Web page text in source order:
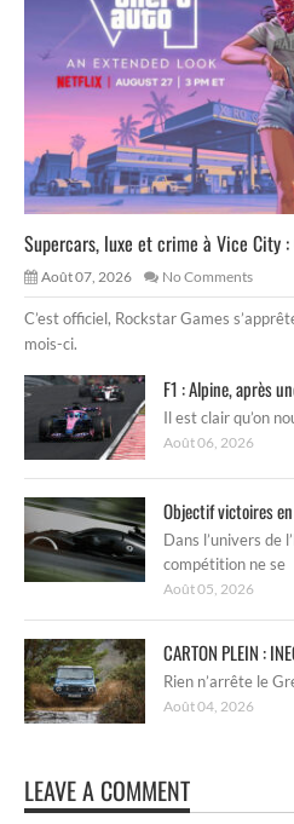
Supercars, luxe et crime à Vice City :
Août 07, 2026 No Comments
C’est officiel, Rockstar Games
mois-ci.
F1 : Alpine, après
Il est clair qu’on
Août 06, 2026
Objectif victoires
Dans l’univers de
compétition ne se
Août 05, 2026
CARTON PLEIN :
Rien n’arrête le
Août 04, 2026
LEAVE A COMMENT